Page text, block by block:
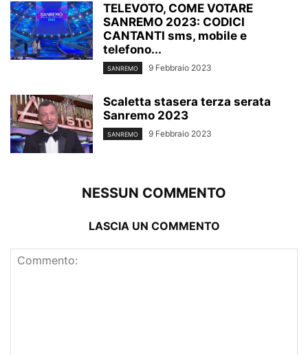
TELEVOTO, COME VOTARE
SANREMO 2023: CODICI
CANTANTI sms, mobile e
telefono...
SANREMO 9 Febbraio 2023
Scaletta stasera terza serata
Sanremo 2023
SANREMO 9 Febbraio 2023
NESSUN COMMENTO
LASCIA UN COMMENTO